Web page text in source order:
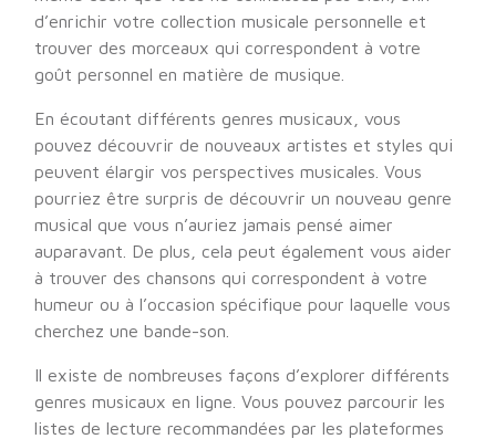
d’enrichir votre collection musicale personnelle et
trouver des morceaux qui correspondent à votre
goût personnel en matière de musique.
En écoutant différents genres musicaux, vous
pouvez découvrir de nouveaux artistes et styles qui
peuvent élargir vos perspectives musicales. Vous
pourriez être surpris de découvrir un nouveau genre
musical que vous n’auriez jamais pensé aimer
auparavant. De plus, cela peut également vous aider
à trouver des chansons qui correspondent à votre
humeur ou à l’occasion spécifique pour laquelle vous
cherchez une bande-son.
Il existe de nombreuses façons d’explorer différents
genres musicaux en ligne. Vous pouvez parcourir les
listes de lecture recommandées par les plateformes